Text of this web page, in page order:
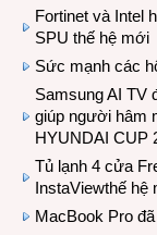
Fortinet và Intel
SPU thế hệ mới
Sức mạnh các
Samsung AI TV
giúp người hâm
HYUNDAI CUP
Tủ lạnh 4 cửa
InstaViewthế
MacBook Pro